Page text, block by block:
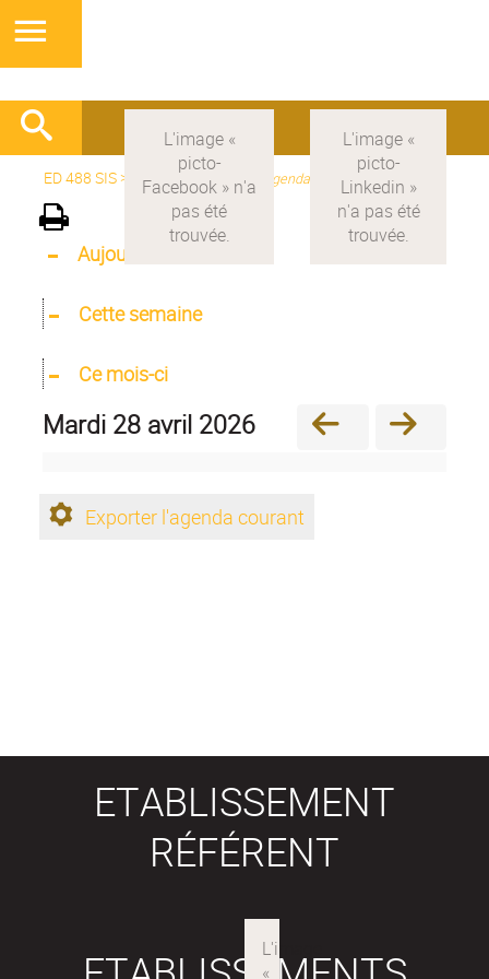
ED 488 SIS> Version française Agenda
Aujourd'hui
Cette semaine
Ce mois-ci
mardi 28 avril 2026
Exporter l'agenda courant
ETABLISSEMENT
RÉFÉRENT